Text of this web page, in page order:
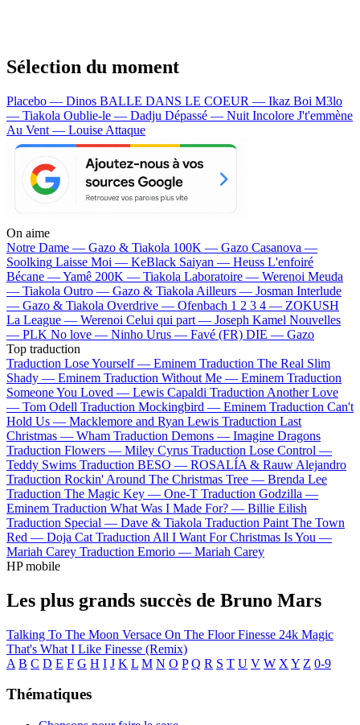
Sélection du moment
Placebo — Dinos BALLE DANS LE COEUR — Ikaz Boi M3lo
— Tiakola Oublie-le — Dadju Dépassé — Nuit Incolore J't'emmène
Au Vent — Louise Attaque
On aime
Notre Dame — Gazo & Tiakola 100K — Gazo Casanova —
Soolking Laisse Moi — KeBlack Saiyan — Heuss L'enfoiré
Bécane —Yamê 200K — Tiakola Laboratoire — Werenoi Meuda
— Tiakola Outro — Gazo & Tiakola Ailleurs — Josman Interlude
— Gazo & Tiakola Overdrive — Ofenbach 1 2 3 4 — ZOKUSH
La League — Werenoi Celui qui part — Joseph Kamel Nouvelles
— PLK No love — Ninho Urus — Favé (FR) DIE — Gazo
Top traduction
Traduction Lose Yourself — Eminem Traduction The Real Slim
Shady — Eminem Traduction Without Me — Eminem Traduction
Someone You Loved — Lewis Capaldi Traduction Another Love
— Tom Odell Traduction Mockingbird — Eminem Traduction Can't
Hold Us — Macklemore and Ryan Lewis Traduction Last
Christmas — Wham Traduction Demons — Imagine Dragons
Traduction Flowers — Miley Cyrus Traduction Lose Control —
Teddy Swims Traduction BESO — ROSALÍA & Rauw Alejandro
Traduction Rockin' Around The Christmas Tree — Brenda Lee
Traduction The Magic Key — One-T Traduction Godzilla —
Eminem Traduction What Was I Made For? — Billie Eilish
Traduction Special — Dave & Tiakola Traduction Paint The Town
Red — Doja Cat Traduction All I Want For Christmas Is You —
Mariah Carey Traduction Emorio — Mariah Carey
HP mobile
Les plus grands succès de Bruno Mars
Talking To The Moon Versace On The FloorFinesse 24k Magic
That's What I Like Finesse (Remix)
A B C D E F G H I J K L M N O P Q R S T U V W X Y Z 0-9
Thématiques